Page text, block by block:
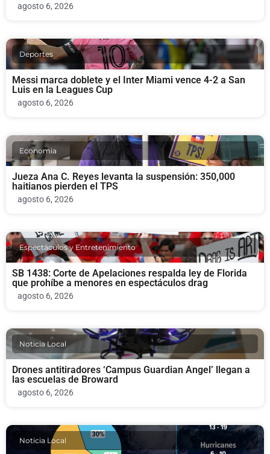
agosto 6, 2026
Deportes
Messi marca doblete y el Inter Miami vence 4-2 a San
Luis en la Leagues Cup
agosto 6, 2026
Economia
Jueza Ana C. Reyes levanta la suspensión: 350,000
haitianos pierden el TPS
agosto 6, 2026
Espectáculos y Entretenimiento
SB 1438: Corte de Apelaciones respalda ley de Florida
que prohíbe a menores en espectáculos drag
agosto 6, 2026
Noticia Local
Drones antitiradores ‘Campus Guardian Angel’ llegan a
las escuelas de Broward
agosto 6, 2026
Noticia Local